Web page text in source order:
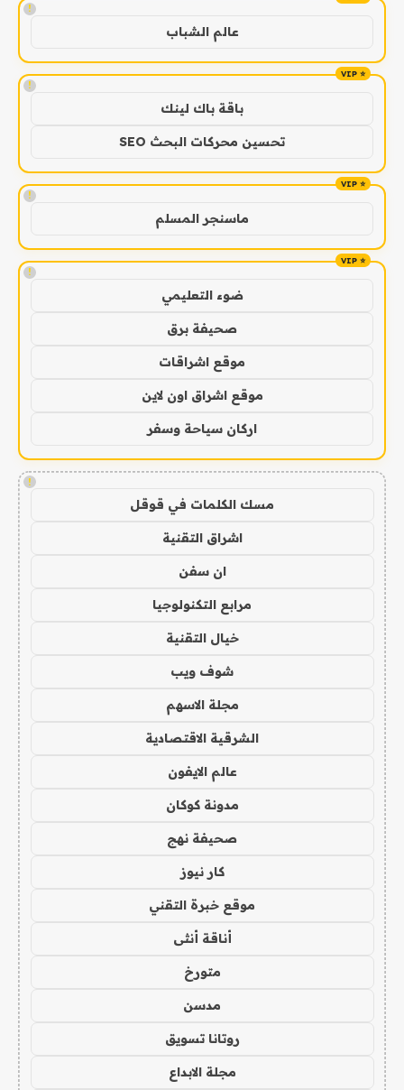
!
عالم الشباب
!
باقة باك لينك
تحسين محركات البحث SEO
!
ماسنجر المسلم
!
ضوء التعليمي
صحيفة برق
موقع اشراقات
موقع اشراق اون لاين
اركان سياحة وسفر
!
مسك الكلمات في قوقل
اشراق التقنية
ان سفن
مرابع التكنولوجيا
خيال التقنية
شوف ويب
مجلة الاسهم
الشرقية الاقتصادية
عالم الايفون
مدونة كوكان
صحيفة نهج
كار نيوز
موقع خبرة التقني
أناقة أنثى
متورخ
مدسن
روتانا تسويق
مجلة الابداع